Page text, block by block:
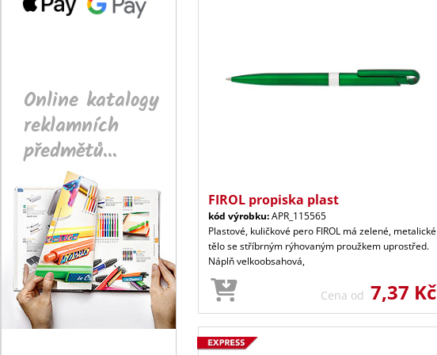
Online katalogy
reklamních
předmětů...
FIROL propiska plast
kód výrobku:APR_115565
Plastové, kuličkové pero FIROL má zelené, metalické
tělo se stříbrným rýhovaným proužkem uprostřed.
Náplň velkoobsahová,
Cena od 7,37 Kč